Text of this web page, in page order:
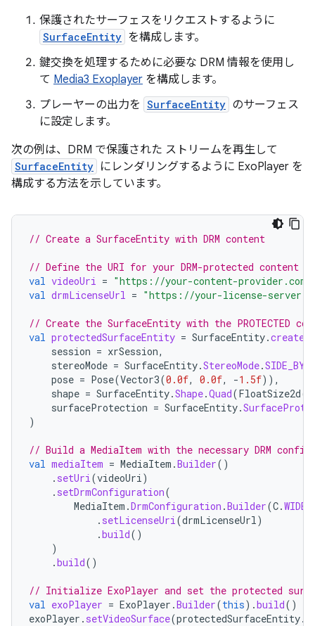
保護されたサーフェスをリクエストするように
SurfaceEntity を構成します。
鍵交換を処理するために必要な DRM 情報を使用し
て Media3 Exoplayer を構成します。
プレーヤーの出力を SurfaceEntity のサーフェス
に設定します。
次の例は、DRM で保護された ストリームを再生して
SurfaceEntity にレンダリングするように ExoPlayer を
構成する方法を示しています。
// Create a SurfaceEntity with DRM content
// Define the URI for your DRM-protected content
val videoUri = "https://your-content-provider.com/
val drmLicenseUrl = "https://your-license-
// Create the SurfaceEntity with the PROTECTED
val protectedSurfaceEntity = SurfaceEntity.create
session = xrSession,
stereoMode = SurfaceEntity.StereoMode.
pose = Pose(Vector3(0.0f, 0.0f, -1.5f)),
shape = SurfaceEntity.Shape.Quad(FloatSize2d(
surfaceProtection = SurfaceEntity.
)
// Build a MediaItem with the necessary DRM
val mediaItem = MediaItem .Builder()
. setUri(videoUri)
. setDrmConfiguration(
MediaItem .DrmConfiguration .Builder(C.
. setLicenseUri(drmLicenseUrl)
.build()
)
.build()
// Initialize ExoPlayer and set the protected
val exoPlayer = ExoPlayer .Builder(this).build()
exoPlayer . setVideoSurface(protectedSurfaceEntity.